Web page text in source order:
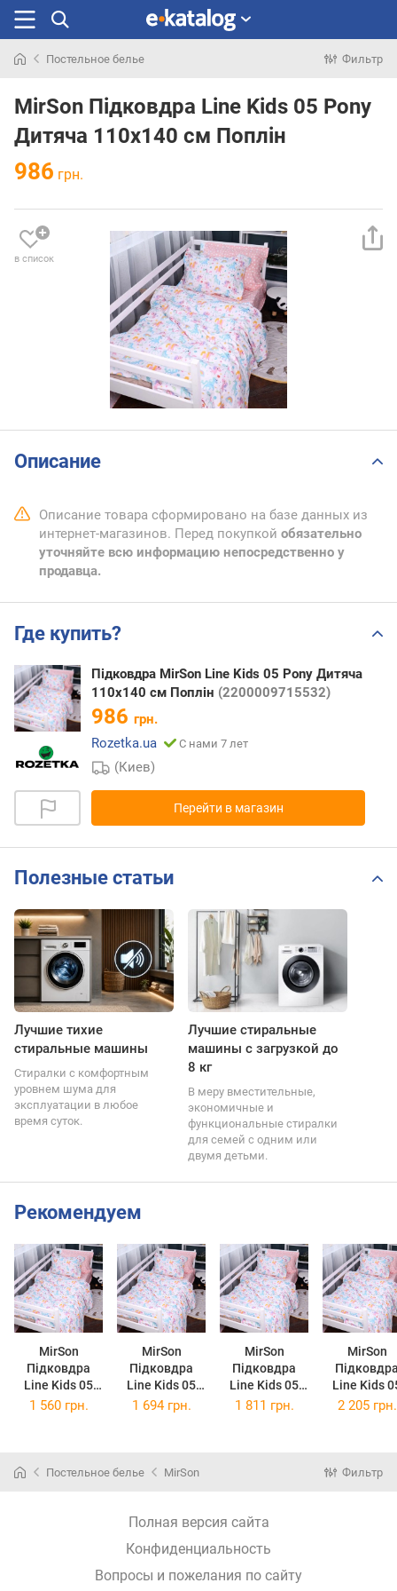
раньше
Постельное белье Фильтр
MirSon Підковдра Line Kids 05 Pony
Дитяча 110х140 см Поплін
986 грн.
в список
Описание
Описание товара сформировано на базе данных из
интернет-магазинов. Перед покупкой обязательно
уточняйте всю информацию непосредственно у
продавца.
Где купить?
Підковдра MirSon Line Kids 05 Pony Дитяча
110х140 см Поплін (2200009715532)
986 грн.
Rozetka.ua
С нами 7 лет
(Киев)
Перейти в магазин
Полезные статьи
Лучшие тихие
стиральные машины
Стиралки с комфортным
уровнем шума для
эксплуатации в любое
время суток.
Лучшие стиральные
машины с загрузкой до
8 кг
В меру вместительные,
экономичные и
функциональные стиралки
для семей с одним или
двумя детьми.
Рекомендуем
MirSon
Підковдра
Line Kids 05
Pony
MirSon
Підковдра
Line Kids 05
Pony
MirSon
Підковдра
Line Kids 05
Pony
MirSon
Line Kids
Pony Євро
1 560 грн. 1 694 грн. 1 811 грн. 2 205 грн.
Постельное белье MirSon Фильтр
Полная версия сайта
Конфиденциальность
Вопросы и пожелания по сайту